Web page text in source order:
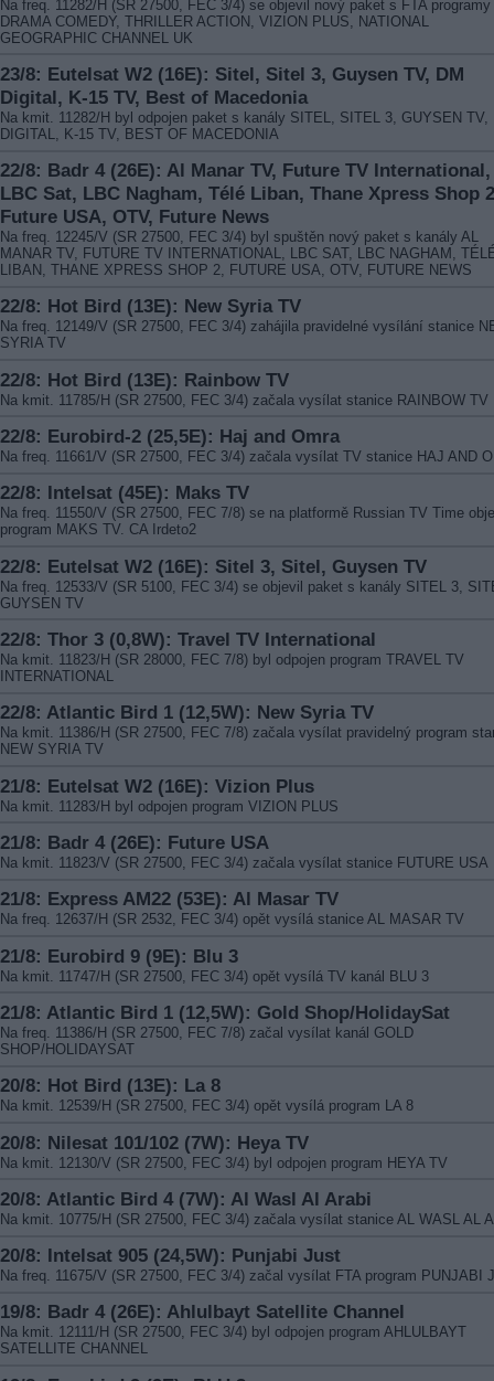
Na freq. 11282/H (SR 27500, FEC 3/4) se objevil nový paket s FTA programy
DRAMA COMEDY, THRILLER ACTION, VIZION PLUS, NATIONAL
GEOGRAPHIC CHANNEL UK
23/8: Eutelsat W2 (16E): Sitel, Sitel 3, Guysen TV, DM
Digital, K-15 TV, Best of Macedonia
Na kmit. 11282/H byl odpojen paket s kanály SITEL, SITEL 3, GUYSEN TV,
DIGITAL, K-15 TV, BEST OF MACEDONIA
22/8: Badr 4 (26E): Al Manar TV, Future TV International,
LBC Sat, LBC Nagham, Télé Liban, Thane Xpress Shop
Future USA, OTV, Future News
Na freq. 12245/V (SR 27500, FEC 3/4) byl spuštěn nový paket s kanály AL
MANAR TV, FUTURE TV INTERNATIONAL, LBC SAT, LBC NAGHAM,
LIBAN, THANE XPRESS SHOP 2, FUTURE USA, OTV, FUTURE NEWS
22/8: Hot Bird (13E): New Syria TV
Na freq. 12149/V (SR 27500, FEC 3/4) zahájila pravidelné vysílání stanice
SYRIA TV
22/8: Hot Bird (13E): Rainbow TV
Na kmit. 11785/H (SR 27500, FEC 3/4) začala vysílat stanice RAINBOW TV
22/8: Eurobird-2 (25,5E): Haj and Omra
Na freq. 11661/V (SR 27500, FEC 3/4) začala vysílat TV stanice HAJ AND
22/8: Intelsat (45E): Maks TV
Na freq. 11550/V (SR 27500, FEC 7/8) se na platformě Russian TV Time
program MAKS TV. CA Irdeto2
22/8: Eutelsat W2 (16E): Sitel 3, Sitel, Guysen TV
Na freq. 12533/V (SR 5100, FEC 3/4) se objevil paket s kanály SITEL 3,
GUYSEN TV
22/8: Thor 3 (0,8W): Travel TV International
Na kmit. 11823/H (SR 28000, FEC 7/8) byl odpojen program TRAVEL TV
INTERNATIONAL
22/8: Atlantic Bird 1 (12,5W): New Syria TV
Na kmit. 11386/H (SR 27500, FEC 7/8) začala vysílat pravidelný program
NEW SYRIA TV
21/8: Eutelsat W2 (16E): Vizion Plus
Na kmit. 11283/H byl odpojen program VIZION PLUS
21/8: Badr 4 (26E): Future USA
Na kmit. 11823/V (SR 27500, FEC 3/4) začala vysílat stanice FUTURE USA
21/8: Express AM22 (53E): Al Masar TV
Na freq. 12637/H (SR 2532, FEC 3/4) opět vysílá stanice AL MASAR TV
21/8: Eurobird 9 (9E): Blu 3
Na kmit. 11747/H (SR 27500, FEC 3/4) opět vysílá TV kanál BLU 3
21/8: Atlantic Bird 1 (12,5W): Gold Shop/HolidaySat
Na freq. 11386/H (SR 27500, FEC 7/8) začal vysílat kanál GOLD
SHOP/HOLIDAYSAT
20/8: Hot Bird (13E): La 8
Na kmit. 12539/H (SR 27500, FEC 3/4) opět vysílá program LA 8
20/8: Nilesat 101/102 (7W): Heya TV
Na kmit. 12130/V (SR 27500, FEC 3/4) byl odpojen program HEYA TV
20/8: Atlantic Bird 4 (7W): Al Wasl Al Arabi
Na kmit. 10775/H (SR 27500, FEC 3/4) začala vysílat stanice AL WASL AL
20/8: Intelsat 905 (24,5W): Punjabi Just
Na freq. 11675/V (SR 27500, FEC 3/4) začal vysílat FTA program PUNJABI
19/8: Badr 4 (26E): Ahlulbayt Satellite Channel
Na kmit. 12111/H (SR 27500, FEC 3/4) byl odpojen program AHLULBAYT
SATELLITE CHANNEL